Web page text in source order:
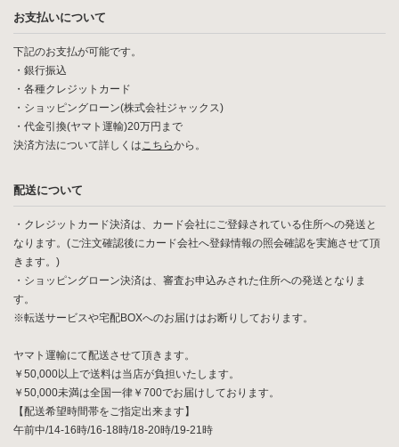
お支払いについて
下記のお支払が可能です。
・銀行振込
・各種クレジットカード
・ショッピングローン(株式会社ジャックス)
・代金引換(ヤマト運輸)20万円まで
決済方法について詳しくはこちらから。
配送について
・クレジットカード決済は、カード会社にご登録されている住所への発送と
なります。(ご注文確認後にカード会社へ登録情報の照会確認を実施させて頂
きます。)
・ショッピングローン決済は、審査お申込みされた住所への発送となりま
す。
※転送サービスや宅配BOXへのお届けはお断りしております。
ヤマト運輸にて配送させて頂きます。
￥50,000以上で送料は当店が負担いたします。
￥50,000未満は全国一律￥700でお届けしております。
【配送希望時間帯をご指定出来ます】
午前中/14-16時/16-18時/18-20時/19-21時